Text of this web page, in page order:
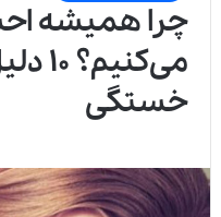
چرا همیشه
خستگی